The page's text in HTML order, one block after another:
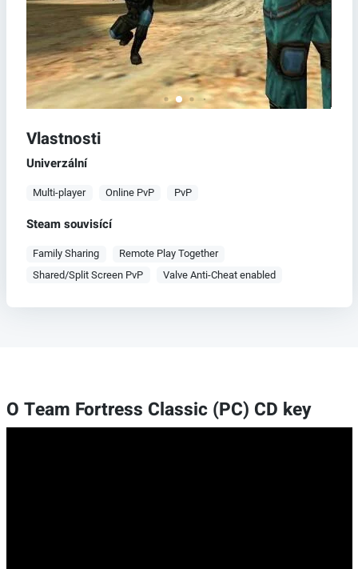
Vlastnosti
Univerzální
Multi-player Online PvP PvP
Steam souvisící
Family Sharing
Remote Play Together
Shared/Split Screen PvP
Valve Anti-Cheat enabled
O Team Fortress Classic (PC) CD key